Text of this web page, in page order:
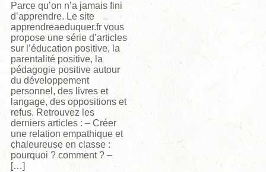
Parce qu’on n’a jamais fini
d’apprendre. Le site
apprendreaeduquer.fr vous
propose une série d’articles
sur l’éducation positive, la
parentalité positive, la
pédagogie positive autour
du développement
personnel, des livres et
langage, des oppositions et
refus. Retrouvez les
derniers articles : – Créer
une relation empathique et
chaleureuse en classe :
pourquoi ? comment ? –
[…]